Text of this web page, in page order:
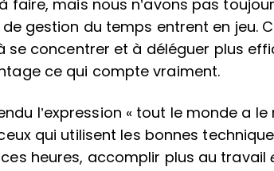
faire, mais nous n’avons pas
gestion du temps entrent en jeu.
se concentrer et à déléguer plus
ce qui compte vraiment.
l’expression « tout le monde a
qui utilisent les bonnes
heures, accomplir plus au travail